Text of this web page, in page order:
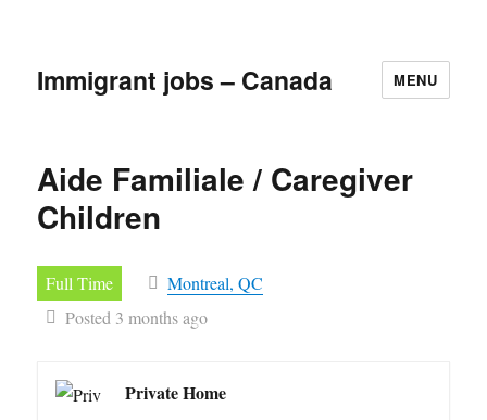
Immigrant jobs – Canada MENU
Aide Familiale / Caregiver
Children
Full Time
Montreal, QC
Posted 3 months ago
Private Home